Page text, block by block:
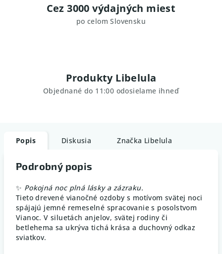
Cez 3000 výdajných miest
po celom Slovensku
Produkty Libelula
Objednané do 11:00 odosielame ihneď
Popis Diskusia Značka Libelula
Podrobný popis
✨ Pokojná noc plná lásky a zázraku.
Tieto drevené vianočné ozdoby s motívom svätej noci
spájajú jemné remeselné spracovanie s posolstvom
Vianoc. V siluetách anjelov, svätej rodiny či
betlehema sa ukrýva tichá krása a duchovný odkaz
sviatkov.